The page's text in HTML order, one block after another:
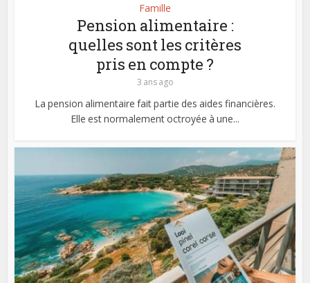
Famille
Pension alimentaire :
quelles sont les critères
pris en compte ?
3 ans ago
La pension alimentaire fait partie des aides financières.
Elle est normalement octroyée à une...